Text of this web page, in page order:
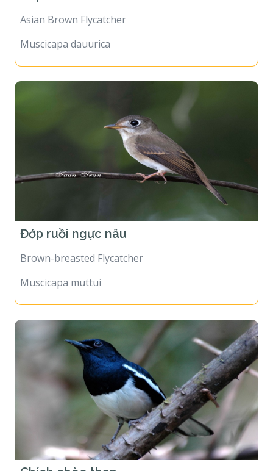
Asian Brown Flycatcher
Muscicapa dauurica
Đớp ruồi ngực nâu
Brown-breasted Flycatcher
Muscicapa muttui